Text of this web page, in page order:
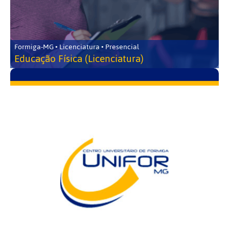
Formiga-MG • Licenciatura • Presencial
Educação Física (Licenciatura)